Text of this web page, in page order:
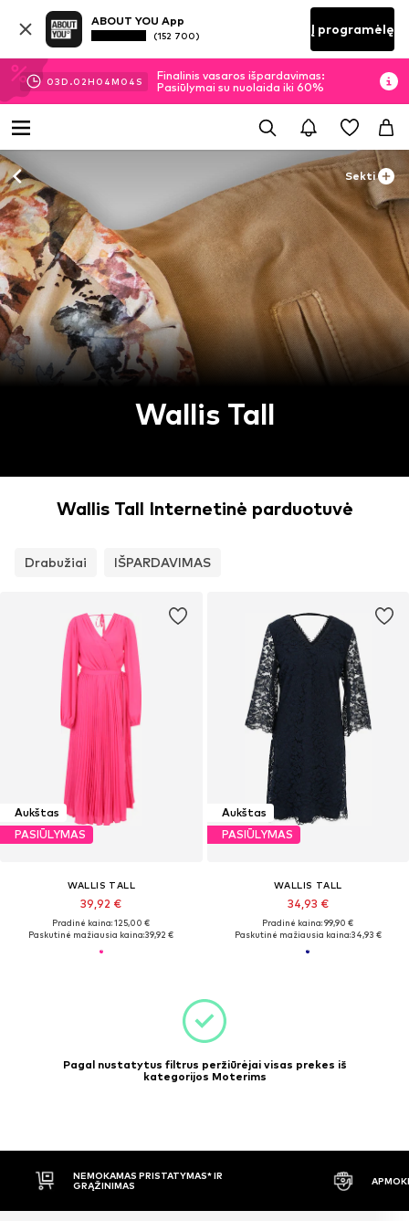
ABOUT YOU App
(152 700) Į programėlę
03D.02H 04M 02 S
Finalinis vasaros išpardavimas:
Pasiūlymai su nuolaida iki 60%
Sekti
Wallis Tall
Wallis Tall Internetinė parduotuvė
Drabužiai IŠPARDAVIMAS
Aukštas
PASIŪLYMAS
WALLIS TALL
39,92 €
Pradinė kaina: 125,00 €
Paskutinė mažiausia kaina:39,92 €
Aukštas
PASIŪLYMAS
WALLIS TALL
34,93 €
Pradinė kaina: 99,90 €
Paskutinė mažiausia kaina:34,93 €
Pagal nustatytus filtrus peržiūrėjai visas prekes iš
kategorijos Moterims
NEMOKAMAS PRISTATYMAS* IR
GRĄŽINIMAS